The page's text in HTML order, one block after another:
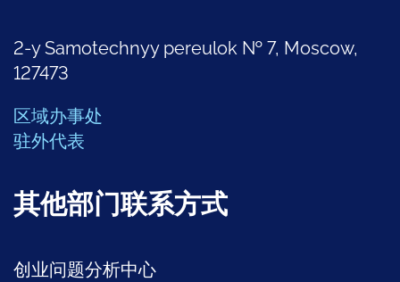
2-y Samotechnyy pereulok № 7, Moscow,
127473
区域办事处
驻外代表
其他部门联系方式
创业问题分析中心